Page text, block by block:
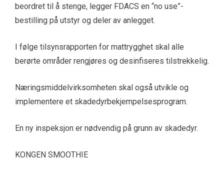
beordret til å stenge, legger FDACS en “no use”-
bestilling på utstyr og deler av anlegget.
I følge tilsynsrapporten for mattrygghet skal alle
berørte områder rengjøres og desinfiseres tilstrekkelig.
Næringsmiddelvirksomheten skal også utvikle og
implementere et skadedyrbekjempelsesprogram.
En ny inspeksjon er nødvendig på grunn av skadedyr.
KONGEN SMOOTHIE